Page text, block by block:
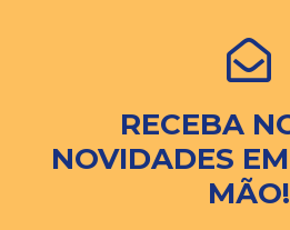
RECEBA
NOVIDADES
MÃO!